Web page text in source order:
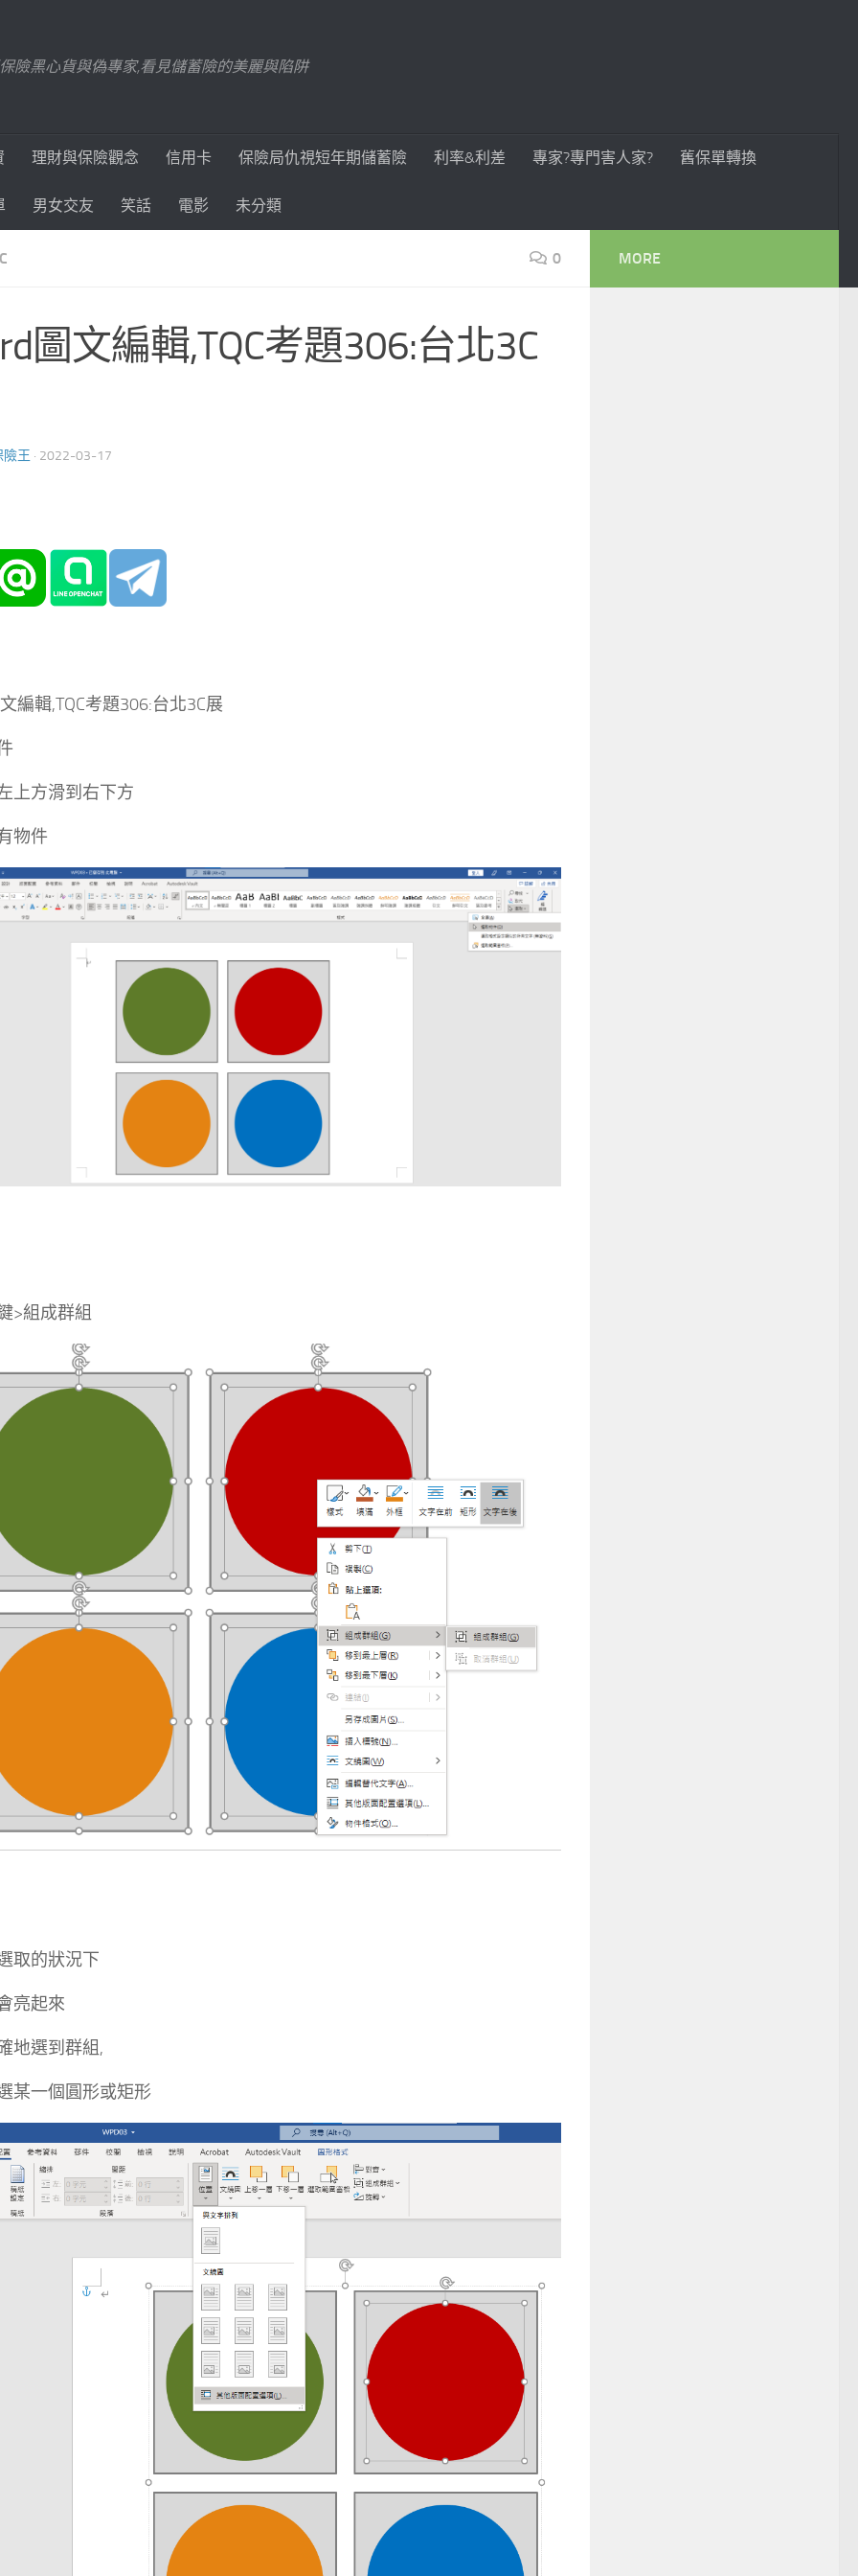
險黑心貨與偽專家,看見儲蓄險的美麗與陷阱
理財與保險觀念 信用卡 保險局仇視短年期儲蓄險 利率&利差 專家?專門害人家? 舊保單轉換
男女交友 笑話 電影 未分類
0
圖文編輯,TQC考題306:台北3C
險王 · 2022-03-17
編輯,TQC考題306:台北3C展
上方滑到右下方
物件
>組成群組
取的狀況下
亮起來
地選到群組,
某一個圓形或矩形
MORE